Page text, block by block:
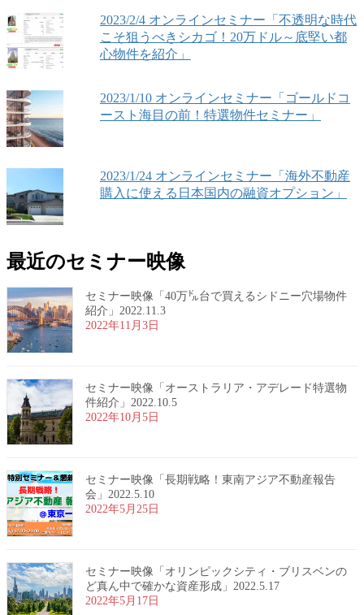
2023/2/4 オンラインセミナー「不透明な時代
こそ狙うべきシカゴ！20万ドル～底堅い都
心物件を紹介」
2023/1/10 オンラインセミナー「ゴールドコ
ースト海目の前！特選物件セミナー」
2023/1/24 オンラインセミナー「海外不動産
購入に使える日本国内の融資オプション」
最近のセミナー映像
セミナー映像「40万㌦台で買えるシドニー穴場物件
紹介」2022.11.3
2022年11月3日
セミナー映像「オーストラリア・アデレード特選物
件紹介」2022.10.5
2022年10月5日
セミナー映像「長期戦略！東南アジア不動産報告
会」2022.5.10
2022年5月25日
セミナー映像「オリンピックシティ・ブリスベンの
ど真ん中で確かな資産形成」2022.5.17
2022年5月17日